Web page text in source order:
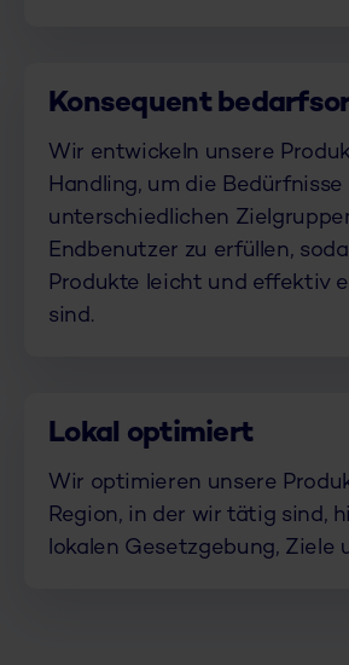
Konsequent
Wir entwickeln unsere
Handling, um die Bedürfnisse
unterschiedlichen
Endbenutzer zu erfüllen,
Produkte leicht und effektiv
sind.
Lokal optimiert
Wir optimieren unsere
Region, in der wir tätig sind,
lokalen Gesetzgebung, Ziele